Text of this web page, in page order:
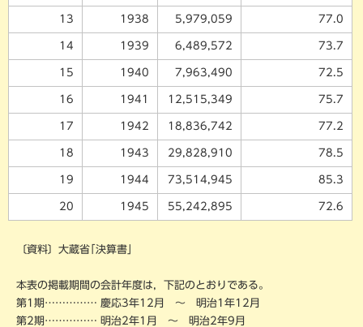
13 1938 5,979,059 77.0
14 1939 6,489,572 73.7
15 1940 7,963,490 72.5
16 1941 12,515,349 75.7
17 1942 18,836,742 77.2
18 1943 29,828,910 78.5
19 1944 73,514,945 85.3
20 1945 55,242,895 72.6
〔資料〕大蔵省｢決算書」
本表の掲載期間の会計年度は，下記のとおりである。
第1 期…………… 慶応3年12月 ～ 明治1 年12月
第2期…………… 明治2年1 月 ～ 明治2年9月